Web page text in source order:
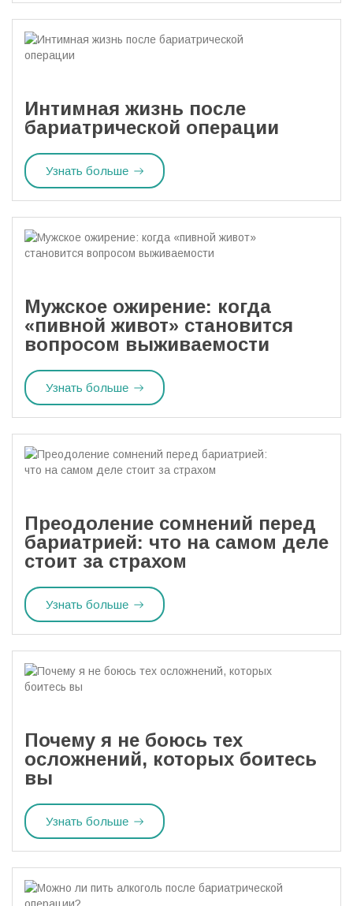
Интимная жизнь после
бариатрической операции
Узнать больше
Мужское ожирение: когда
«пивной живот» становится
вопросом выживаемости
Узнать больше
Преодоление сомнений перед
бариатрией: что на самом деле
стоит за страхом
Узнать больше
Почему я не боюсь тех
осложнений, которых боитесь
вы
Узнать больше